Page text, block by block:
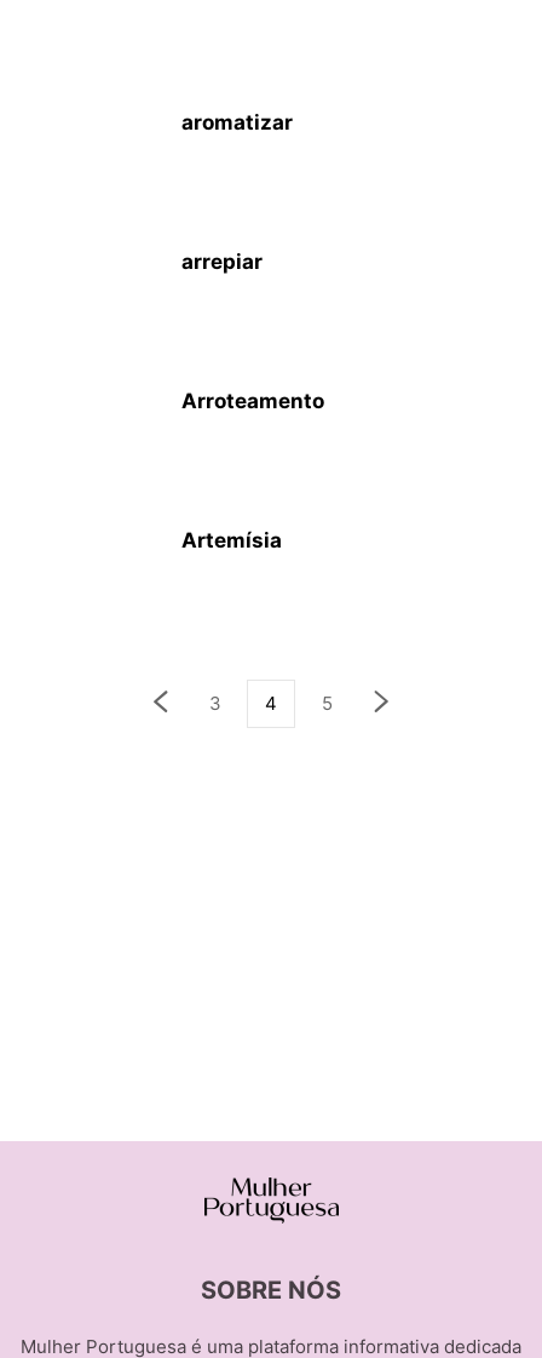
aromatizar
arrepiar
Arroteamento
Artemísia
3 4 5
SOBRE NÓS
Mulher Portuguesa é uma plataforma informativa dedicada